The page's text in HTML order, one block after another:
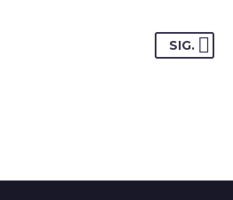
SIG.